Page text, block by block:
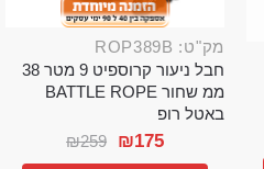
מק"ט: ROP389B
חבל ניעור קרוספיט 9 מטר 38
ממ שחור BATTLE ROPE
באטל רופ
₪259 ₪175